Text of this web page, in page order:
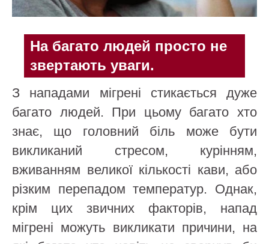
На багато людей просто не
звертають уваги.
З нападами мігрені стикається дуже
багато людей. При цьому багато хто
знає, що головний біль може бути
викликаний стресом, курінням,
вживанням великої кількості кави, або
різким перепадом температур. Однак,
крім цих звичних факторів, напад
мігрені можуть викликати причини, на